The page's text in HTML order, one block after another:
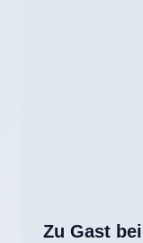
Zu Gast